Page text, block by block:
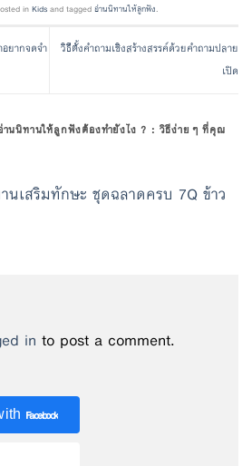
inKidsand taggedอ่านนิทานให้ลูกฟัง.
ยากจดจำ
วิธีตั้งคำถามเชิงสร้างสรรค์ด้วยคำถามปลาย
เปิด
านนิทานให้ลูกฟังต้องทำยังไง ? : วิธีง่ายๆ ที่คุณ
นเสริมทักษะ ชุดฉลาดครบ 7Q ข้าว
in to post a comment.
Facebook